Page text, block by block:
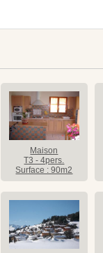
Maison
T3 - 4pers.
Surface : 90m2